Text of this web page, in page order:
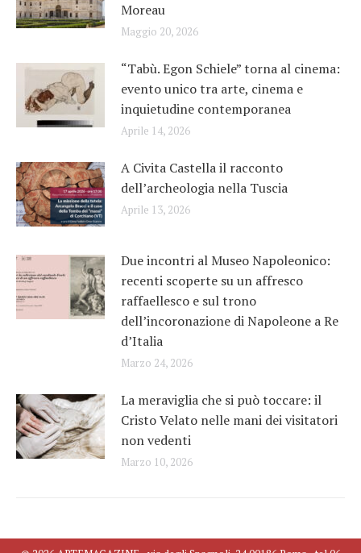
Moreau
Maggio 20, 2026
“Tabù. Egon Schiele” torna al cinema:
evento unico tra arte, cinema e
inquietudine contemporanea
Aprile 14, 2026
A Civita Castella il racconto
dell’archeologia nella Tuscia
Aprile 13, 2026
Due incontri al Museo Napoleonico:
recenti scoperte su un affresco
raffaellesco e sul trono
dell’incoronazione di Napoleone a Re
d’Italia
Marzo 24, 2026
La meraviglia che si può toccare: il
Cristo Velato nelle mani dei visitatori
non vedenti
Marzo 10, 2026